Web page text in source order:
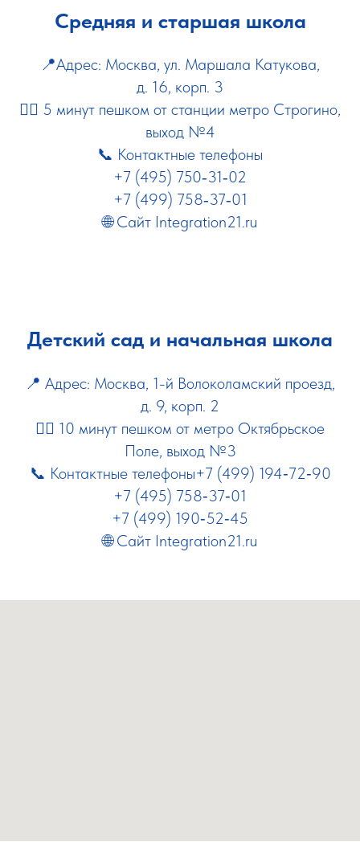
Средняя и старшая школа
📍Адрес: Москва, ул. Маршала Катукова,
д. 16, корп. 3
🚶‍♂️ 5 минут пешком от станции метро Строгино,
выход №4
📞 Контактные телефоны
+7 (495) 750‑31‑02
+7 (499) 758‑37‑01
🌐 Сайт Integration21.ru
Детский сад и начальная школа
📍 Адрес: Москва, 1-й Волоколамский проезд,
д. 9, корп. 2
🚶‍♂️ 10 минут пешком от метро Октябрьское
Поле, выход №3
📞 Контактные телефоны+7 (499) 194‑72‑90
+7 (495) 758‑37‑01
+7 (499) 190‑52‑45
🌐 Сайт Integration21.ru